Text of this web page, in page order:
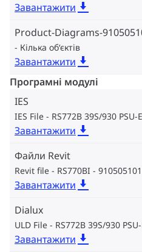
Завантажити
Product-Diagrams-
Кілька об‘єктів
Завантажити
Програмні модулі
IES
IES File - RS772B 39S/930 PSU-
Завантажити
Файли Revit
Revit file - RS770BI -
Завантажити
Dialux
ULD File - RS772B 39S/930
Завантажити